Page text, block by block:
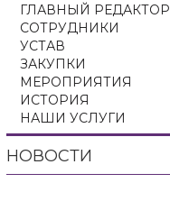
ГЛАВНЫЙ РЕДАКТОР
СОТРУДНИКИ
УСТАВ
ЗАКУПКИ
МЕРОПРИЯТИЯ
ИСТОРИЯ
НАШИ УСЛУГИ
НОВОСТИ